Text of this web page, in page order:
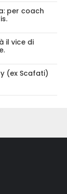
per coach
il vice di
(ex Scafati)